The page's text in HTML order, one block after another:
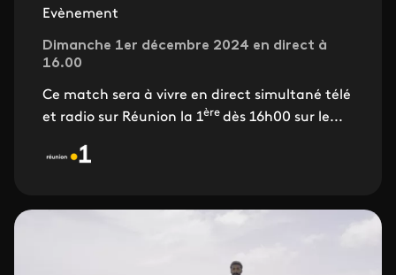
Evènement
Dimanche 1er décembre 2024 en direct à
16.00
Ce match sera à vivre en direct simultané télé
et radio sur Réunion la 1ère dès 16h00 sur le...